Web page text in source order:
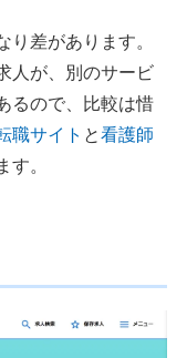
差があります。
人が、別のサービ
るので、比較は惜
職サイト と看護師
す。